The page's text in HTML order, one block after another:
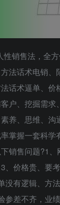
销售法，全
法话术电销
话术逼单、
户、挖掘需
养、思维、
掌握一套科
销售问题?1
、价格贵、要
没有逻辑、方
参差不齐，业